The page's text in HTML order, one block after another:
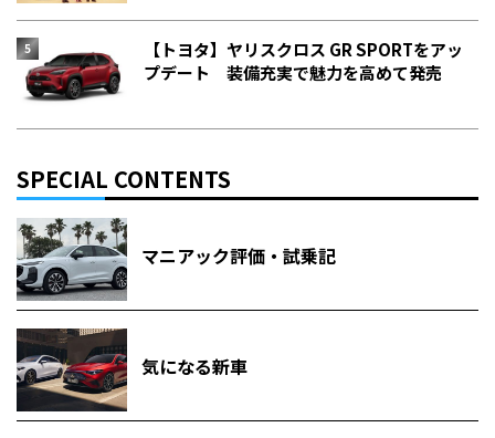
【トヨタ】ヤリスクロス GR SPORTをアッ
プデート 装備充実で魅力を高めて発売
SPECIAL CONTENTS
マニアック評価・試乗記
気になる新車